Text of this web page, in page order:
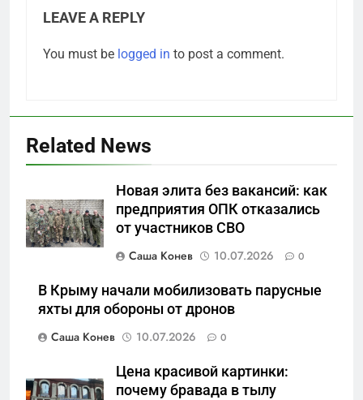
LEAVE A REPLY
You must be logged in to post a comment.
Related News
Новая элита без вакансий: как
предприятия ОПК отказались
от участников СВО
Саша Конев
10.07.2026 0
В Крыму начали мобилизовать парусные
яхты для обороны от дронов
Саша Конев
10.07.2026 0
Цена красивой картинки:
почему бравада в тылу
Что происходит в
калининградском анклаве:
военные изымают спирт «для
защиты Отечества»
САНКТ-ПЕТЕРБУРГ И ОБЛАСТЬ
«500-тонный беспилотник»
или очередная показуха? Что
скрывает российский ВМФ
САНКТ-ПЕТЕРБУРГ И ОБЛАСТЬ
7